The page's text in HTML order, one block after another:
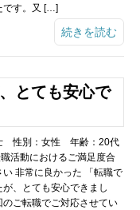
です。又 […]
続きを読む
とても安心で
性別：女性 年齢：20代
活動におけるご満足度合
い 非常に良かった 「転職で
、とても安心できまし
のご転職でご対応させてい